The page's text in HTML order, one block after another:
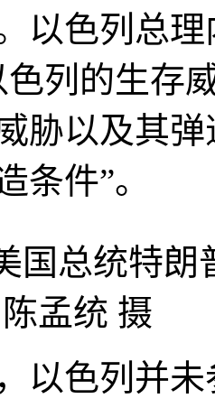
以色列总
色列的生存
胁以及其
条件”。
国总统特
孟统 摄
色列并未